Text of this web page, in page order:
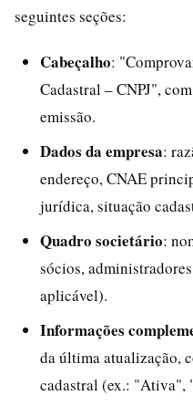
seguintes seções:
Cabeçalho:
Cadastral – CNPJ",
emissão.
Dados da empresa:
endereço, CNAE
jurídica, situação
Quadro societário:
sócios,
aplicável).
Informações
da última atualização,
cadastral (ex.: "Ativa",